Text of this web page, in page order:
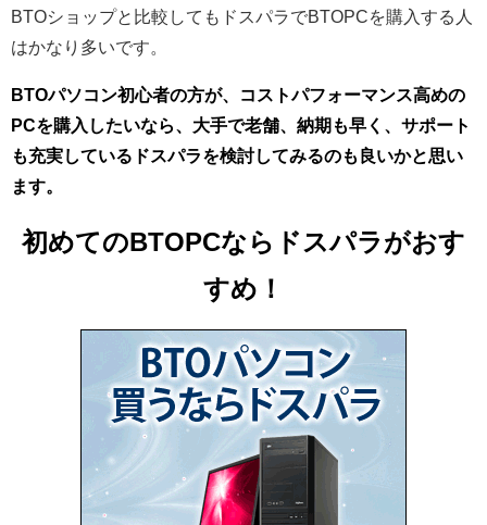
BTOショップと比較してもドスパラでBTOPCを購入する人
はかなり多いです。
BTOパソコン初心者の方が、
コストパフォーマンス高めの
PCを購入したいなら
、大手で老舗、納期も早く、サポート
も充実しているドスパラを検討してみるのも良いかと思い
ます。
初めてのBTOPCならドスパラがおす
すめ！